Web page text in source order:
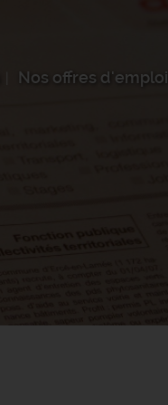
Nos offres d'emploi